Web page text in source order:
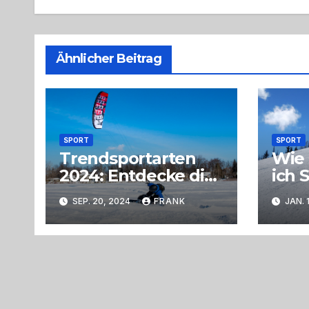
Ähnlicher Beitrag
SPORT
Trendsportarten
2024: Entdecke die
Welt der neuen
Funsport-Highlights
SEP. 20, 2024 FRANK
SPORT
Wie
ich
JAN.